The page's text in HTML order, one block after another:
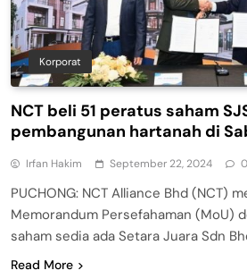
Korporat
NCT beli 51 peratus saham
pembangunan hartanah di
Irfan Hakim September 22, 2024 0
PUCHONG: NCT Alliance Bhd (NCT)
Memorandum Persefahaman (MoU)
saham sedia ada Setara Juara Sdn
Read More